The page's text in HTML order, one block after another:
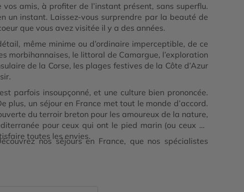
amis, à profiter de l’instant présent, sans superflu.
un instant. Laissez-vous surprendre par la beauté de
que vous avez visitée il y a des années.
même minime ou d’ordinaire imperceptible, de ce
morbihannaises, le littoral de Camargue, l’exploration
de la Corse, les plages festives de la Côte d’Azur
parfois insoupçonné, et une culture bien prononcée.
un séjour en France met tout le monde d’accord.
du terroir breton pour les amoureux de la nature,
pour ceux qui ont le pied marin (ou ceux en
toutes les envies.
nos séjours en France, que nos spécialistes